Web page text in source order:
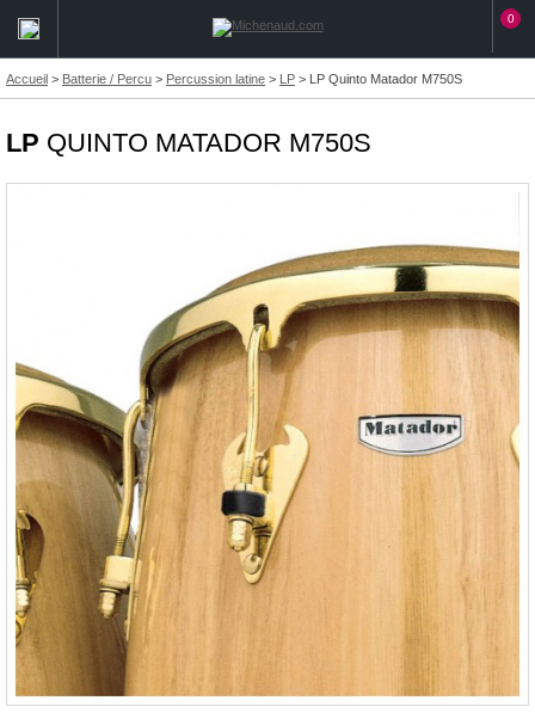
0
Accueil > Batterie / Percu > Percussion latine > LP > LP Quinto Matador M750S
LP QUINTO MATADOR M750S